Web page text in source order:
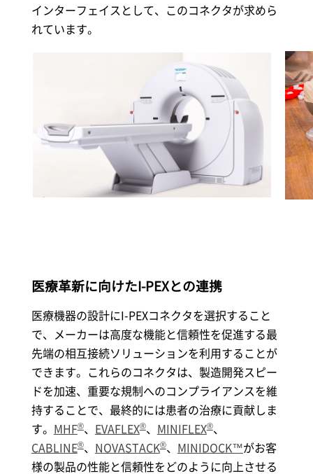
インターフェイスとして、このコネクタが求めら
れています。
医療革新に向けたI-PEXとの連携
医療機器の設計にI-PEXコネクタを選択すること
で、メーカーは高度な機能と信頼性を促進する最
先端の相互接続ソリューションを利用することが
できます。これらのコネクタは、製造開発スピー
ドを加速、重要な規制へのコンプライアンスを維
持することで、最終的には患者の治療に貢献しま
す。 MHF®、 EVAFLEX®、 MINIFLEX®、
CABLINE®、 NOVASTACK®、 MINIDOCK™がお客
様の製品の性能と信頼性をどのように向上させる